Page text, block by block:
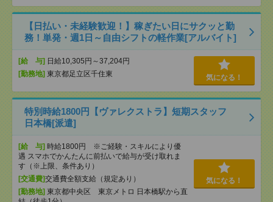
【日払い・未経験歓迎！】稼ぎたい日にサクッと勤
務！単発・週1日～自由シフトの軽作業[アルバイト]
[給 与] 日給10,305円～37,204円
[勤務地] 東京都足立区千住東 気になる！
特別時給1800円【ヴァレクストラ】短期スタッフ
日本橋[派遣]
[給 与] 時給1800円 ※ご経験・スキルにより優
遇 スマホでかんたんに前払いで給与が受け取れま
す（※上限、条件あり）
[交通費]交通費全額支給（規定あり）
[勤務地] 東京都中央区 東京メトロ 日本橋駅から直
気になる！